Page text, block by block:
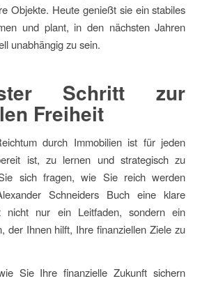
Objekte. Heute genießt sie ein stabiles
und plant, in den nächsten Jahren
unabhängig zu sein.
Schritt zur
Freiheit
durch Immobilien ist für jeden
ist, zu lernen und strategisch zu
sich fragen, wie Sie reich werden
Schneiders Buch eine klare
nicht nur ein Leitfaden, sondern ein
der Ihnen hilft, Ihre finanziellen Ziele zu
Sie Ihre finanzielle Zukunft sichern